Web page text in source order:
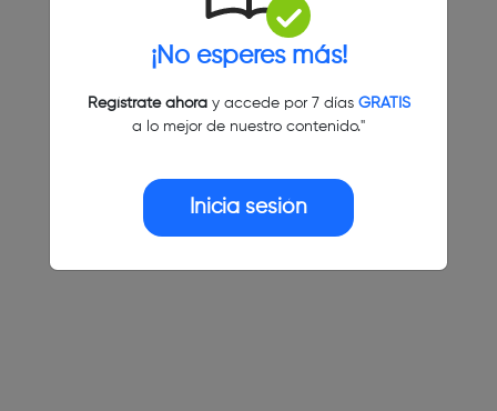
¡No esperes más!
Regístrate ahoray accede por 7 días GRATIS
a lo mejor de nuestro contenido."
Inicia sesión